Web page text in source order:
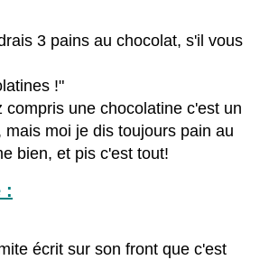
3 pains au chocolat, s'il vous
!"
compris une chocolatine c'est un
mais moi je dis toujours pain au
bien, et pis c'est tout!
:
écrit sur son front que c'est